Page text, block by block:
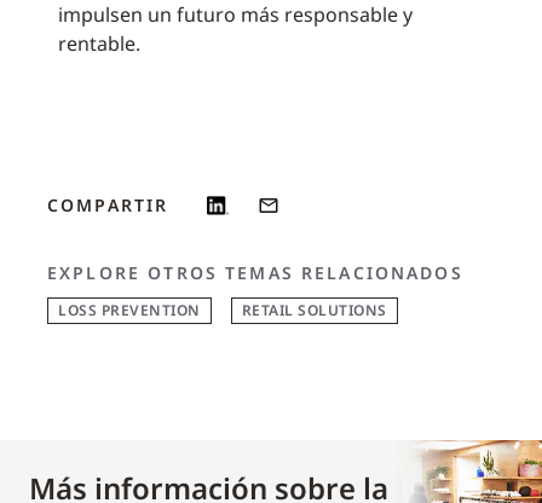
impulsen un futuro más responsable y
rentable.
COMPARTIR
EXPLORE OTROS TEMAS RELACIONADOS
LOSS PREVENTION RETAIL SOLUTIONS
Más información sobre la